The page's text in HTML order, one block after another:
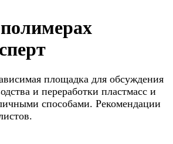
площадка для обсуждения
и переработки пластмасс и
способами. Рекомендации